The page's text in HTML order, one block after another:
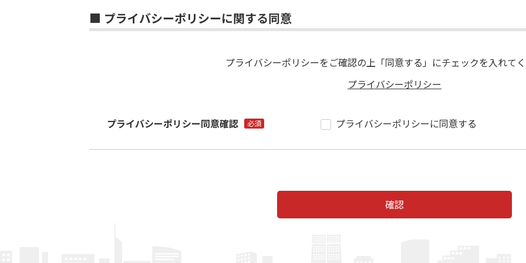
■ プライバシーポリシーに関する同意
プライバシーポリシーをご確認の上「同意する」にチェックを入れて
プライバシーポリシー
プライバシーポリシー同意確認 必須 プライバシーポリシーに同意する